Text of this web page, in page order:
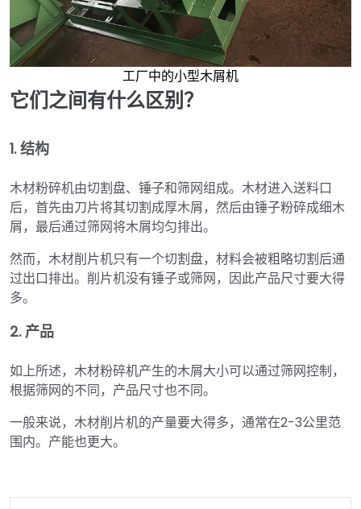
工厂中的小型木屑机
它们之间有什么区别？
1. 结构
木材粉碎机由切割盘、锤子和筛网组成。木材进入送料口
后，首先由刀片将其切割成厚木屑，然后由锤子粉碎成细木
屑，最后通过筛网将木屑均匀排出。
然而，木材削片机只有一个切割盘，材料会被粗略切割后通
过出口排出。削片机没有锤子或筛网，因此产品尺寸要大得
多。
2. 产品
如上所述，木材粉碎机产生的木屑大小可以通过筛网控制，
根据筛网的不同，产品尺寸也不同。
一般来说，木材削片机的产量要大得多，通常在2-3公里范
围内。产能也更大。